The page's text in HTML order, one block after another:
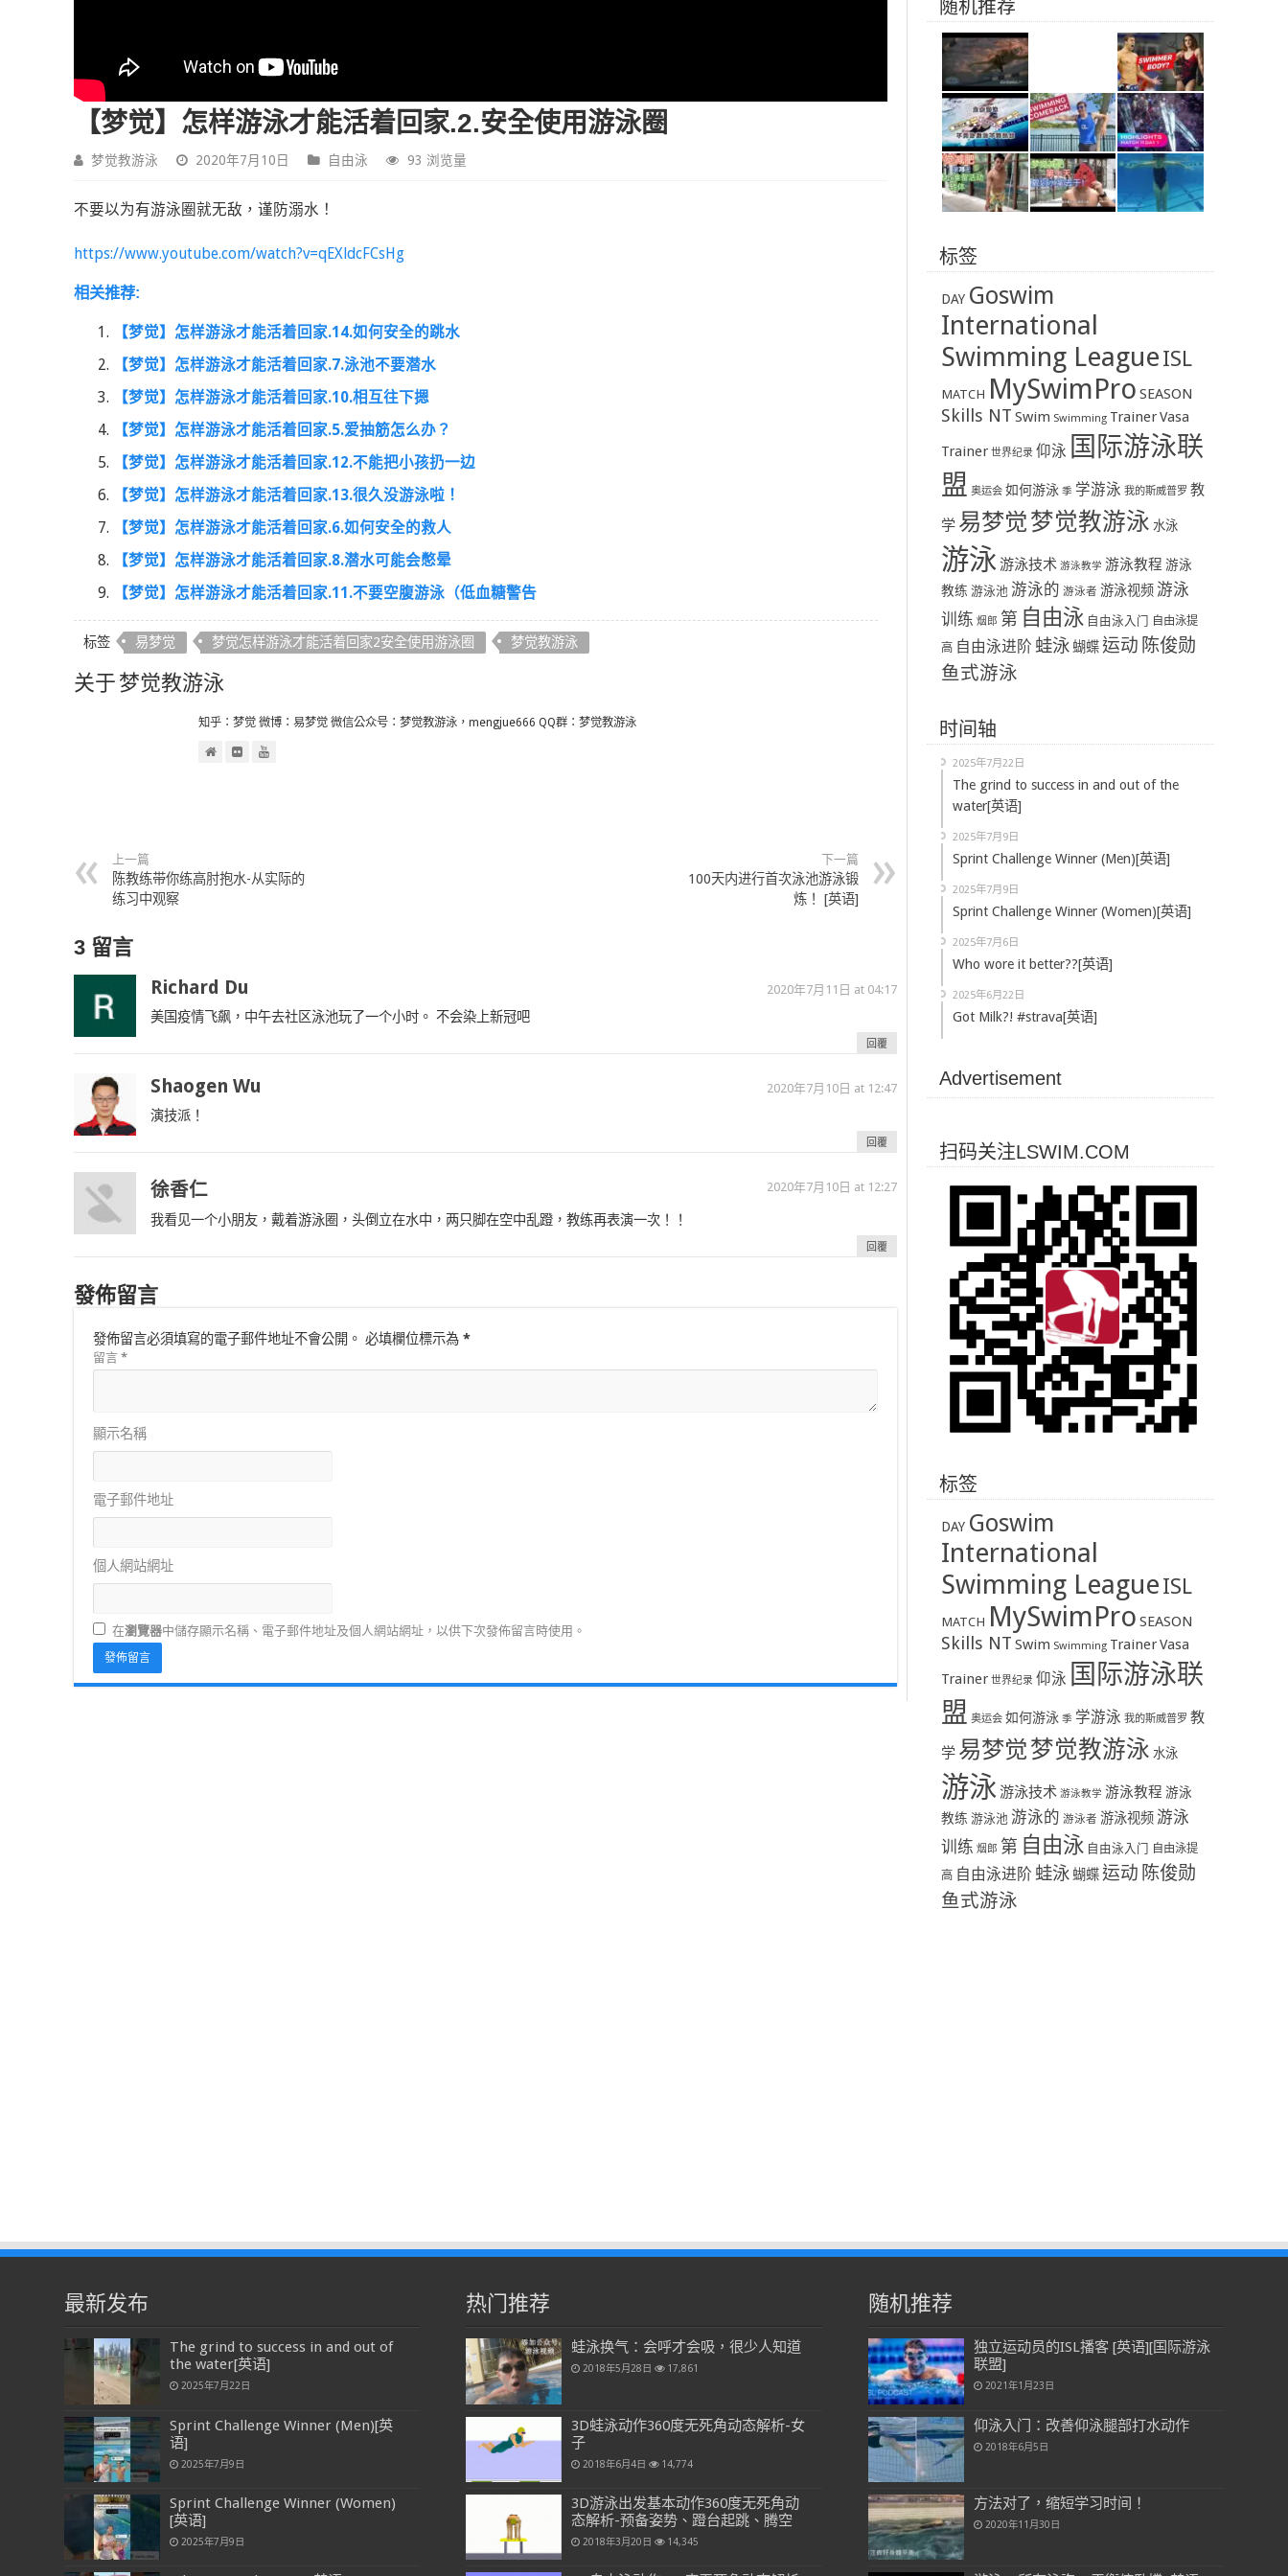
【梦觉】怎样游泳才能活着回家.2.安全使用游泳圈
梦觉教游泳 2020年7月10日 自由泳 93 浏览量
不要以为有游泳圈就无敌，谨防溺水！
https://www.youtube.com/watch?v=qEXldcFCsHg
相关推荐:
【梦觉】怎样游泳才能活着回家.14.如何安全的跳水
【梦觉】怎样游泳才能活着回家.7.泳池不要潜水
【梦觉】怎样游泳才能活着回家.10.相互往下摁
【梦觉】怎样游泳才能活着回家.5.爱抽筋怎么办？
【梦觉】怎样游泳才能活着回家.12.不能把小孩扔一边
【梦觉】怎样游泳才能活着回家.13.很久没游泳啦！
【梦觉】怎样游泳才能活着回家.6.如何安全的救人
【梦觉】怎样游泳才能活着回家.8.潜水可能会憋晕
【梦觉】怎样游泳才能活着回家.11.不要空腹游泳（低血糖警告
标签 易梦觉 梦觉怎样游泳才能活着回家2安全使用游泳圈 梦觉教游泳
关于 梦觉教游泳
知乎：梦觉 微博：易梦觉 微信公众号：梦觉教游泳，mengjue666 QQ群：梦觉教游泳
上一篇
陈教练带你练高肘抱水-从实际的
练习中观察
下一篇
100天内进行首次泳池游泳锻
炼！ [英语]
3 留言
Richard Du 2020年7月11日 at 04:17
美国疫情飞飙，中午去社区泳池玩了一个小时。 不会染上新冠吧
回覆
Shaogen Wu 2020年7月10日 at 12:47
演技派！
回覆
徐香仁 2020年7月10日 at 12:27
我看见一个小朋友，戴着游泳圈，头倒立在水中，两只脚在空中乱蹬，教练再表演一次！！
回覆
發佈留言
發佈留言必須填寫的電子郵件地址不會公開。 必填欄位標示為 *
留言 *
顯示名稱
電子郵件地址
個人網站網址
在瀏覽器中儲存顯示名稱、電子郵件地址及個人網站網址，以供下次發佈留言時使用。
随机推荐
标签
DAY Goswim
International
Swimming LeagueISL
MATCH MySwimPro SEASON
Skills NT Swim Swimming TrainerVasa
Trainer 世界纪录 仰泳 国际游泳联
盟 奥运会 如何游泳 季 学游泳 我的斯威普罗 教
学 易梦觉梦觉教游泳 水泳
游泳游泳技术 游泳教学 游泳教程 游泳
教练 游泳池 游泳的 游泳者 游泳视频 游泳
训练 烟郎 第 自由泳 自由泳入门 自由泳提
高 自由泳进阶 蛙泳蝴蝶运动 陈俊勋
鱼式游泳
时间轴
2025年7月22日
The grind to success in and out of the
water[英语]
2025年7月9日
Sprint Challenge Winner (Men)[英语]
2025年7月9日
Sprint Challenge Winner (Women)[英语]
2025年7月6日
Who wore it better??[英语]
2025年6月22日
Got Milk?! #strava[英语]
Advertisement
扫码关注LSWIM.COM
标签
DAY Goswim
International
Swimming LeagueISL
MATCH MySwimPro SEASON
Skills NT Swim Swimming TrainerVasa
Trainer 世界纪录 仰泳 国际游泳联
盟 奥运会 如何游泳 季 学游泳 我的斯威普罗 教
学 易梦觉梦觉教游泳 水泳
游泳游泳技术 游泳教学 游泳教程 游泳
教练 游泳池 游泳的 游泳者 游泳视频 游泳
训练 烟郎 第 自由泳 自由泳入门 自由泳提
高 自由泳进阶 蛙泳蝴蝶运动 陈俊勋
鱼式游泳
最新发布
The grind to success in and out of
the water[英语]
2025年7月22日
Sprint Challenge Winner (Men)[英
语]
2025年7月9日
Sprint Challenge Winner (Women)
[英语]
2025年7月9日
热门推荐
蛙泳换气：会呼才会吸，很少人知道
2018年5月28日 17,861
3D蛙泳动作360度无死角动态解析-女
子
2018年6月4日 14,774
3D游泳出发基本动作360度无死角动
态解析-预备姿势、蹬台起跳、腾空
2018年3月20日 14,345
随机推荐
独立运动员的ISL播客 [英语][国际游泳
联盟]
2021年1月23日
仰泳入门：改善仰泳腿部打水动作
2018年6月5日
方法对了，缩短学习时间！
2020年11月30日